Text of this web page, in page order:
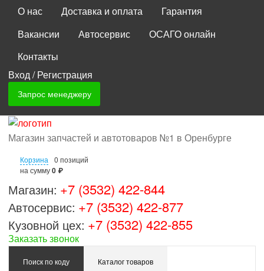
О нас Доставка и оплата
Гарантия
Вакансии
Автосервис
ОСАГО онлайн
Контакты
Вход/ Регистрация
Запрос менеджеру
Магазин запчастей и автотоваров №1 в Оренбурге
Корзина
0 позиций
на сумму0 ₽
Магазин: +7 (3532) 422-844
Автосервис: +7 (3532) 422-877
Кузовной цех: +7 (3532) 422-855
Заказать звонок
Поиск по коду Каталог товаров